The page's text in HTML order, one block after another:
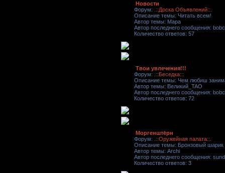
Новости
Форум:
.::Доска Объявлений::.
Описание темы: Читать всем!
Автор темы: Мара
Автор последнего сообщения:
Количество ответов: 57
Твои увлечения!!!
Форум:
.::Беседка::.
Описание темы: Чем любиш
Автор темы: Великий_TAO
Автор последнего сообщения:
Количество ответов: 72
Моргенште́рн
Форум:
.::Оружейная палата::.
Описание темы: Бронзовый
Автор темы: Archi
Автор последнего сообщения:
Количество ответов: 3